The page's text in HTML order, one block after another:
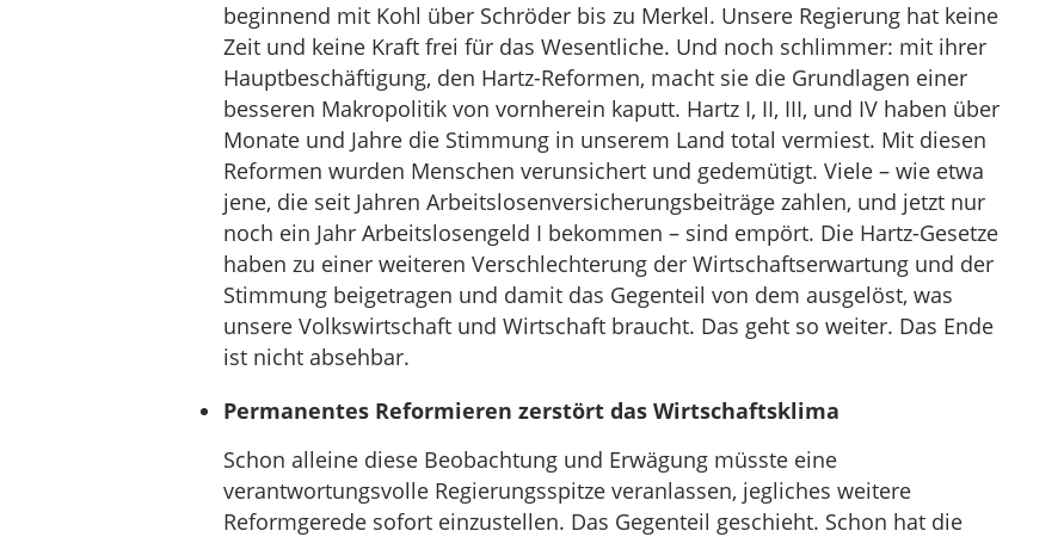
beginnend mit Kohl über Schröder bis zu Merkel. Unsere Regierung hat keine
Zeit und keine Kraft frei für das Wesentliche. Und noch schlimmer: mit ihrer
Hauptbeschäftigung, den Hartz-Reformen, macht sie die Grundlagen einer
besseren Makropolitik von vornherein kaputt. Hartz I, II, III, und IV haben über
Monate und Jahre die Stimmung in unserem Land total vermiest. Mit diesen
Reformen wurden Menschen verunsichert und gedemütigt. Viele – wie etwa
jene, die seit Jahren Arbeitslosenversicherungsbeiträge zahlen, und jetzt nur
noch ein Jahr Arbeitslosengeld I bekommen – sind empört. Die Hartz-Gesetze
haben zu einer weiteren Verschlechterung der Wirtschaftserwartung und der
Stimmung beigetragen und damit das Gegenteil von dem ausgelöst, was
unsere Volkswirtschaft und Wirtschaft braucht. Das geht so weiter. Das Ende
ist nicht absehbar.
Permanentes Reformieren zerstört das Wirtschaftsklima
Schon alleine diese Beobachtung und Erwägung müsste eine
verantwortungsvolle Regierungsspitze veranlassen, jegliches weitere
Reformgerede sofort einzustellen. Das Gegenteil geschieht. Schon hat die